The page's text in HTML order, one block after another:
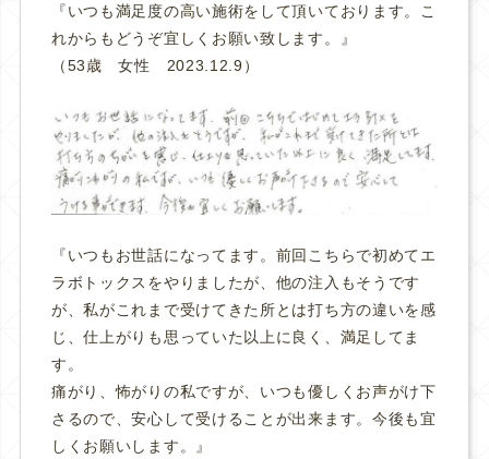
『いつも満足度の高い施術をして頂いております。こ
れからもどうぞ宜しくお願い致します。 』
（53歳 女性 2023.12.9）
『いつもお世話になってます。前回こちらで初めてエ
ラボトックスをやりましたが、他の注入もそうです
が、私がこれまで受けてきた所とは打ち方の違いを感
じ、仕上がりも思っていた以上に良く、満足してま
す。
痛がり、怖がりの私ですが、いつも優しくお声がけ下
さるので、安心して受けることが出来ます。今後も宜
しくお願いします。』